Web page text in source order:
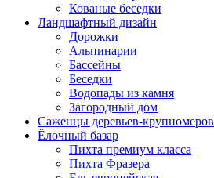
Кованые беседки
Ландшафтный дизайн
Дорожки
Альпинарии
Бассейны
Беседки
Водопады из камня
Загородный дом
Саженцы деревьев-крупномеров
Ёлочный базар
Пихта премиум класса
Пихта Фразера